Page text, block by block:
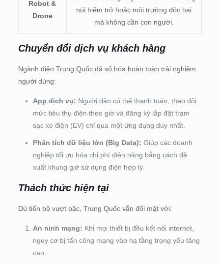
Robot &
Drone
núi hiểm trở hoặc môi trường độc hại
mà không cần con người.
Chuyển đổi dịch vụ khách hàng
Ngành điện Trung Quốc đã số hóa hoàn toàn trải nghiệm
người dùng:
App dịch vụ: Người dân có thể thanh toán, theo dõi
mức tiêu thụ điện theo giờ và đăng ký lắp đặt trạm
sạc xe điện (EV) chỉ qua một ứng dụng duy nhất.
Phân tích dữ liệu lớn (Big Data): Giúp các doanh
nghiệp tối ưu hóa chi phí điện năng bằng cách đề
xuất khung giờ sử dụng điện hợp lý.
Thách thức hiện tại
Dù tiến bộ vượt bậc, Trung Quốc vẫn đối mặt với:
An ninh mạng: Khi mọi thiết bị đều kết nối internet,
nguy cơ bị tấn công mạng vào hạ tầng trọng yếu tăng
cao.